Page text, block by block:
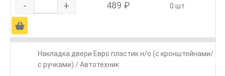
- + 489 ₽ 0 шт.
Ä
Накладка двери Евро пластик н/о (с кронштейнами/
с ручками) / Автотехник